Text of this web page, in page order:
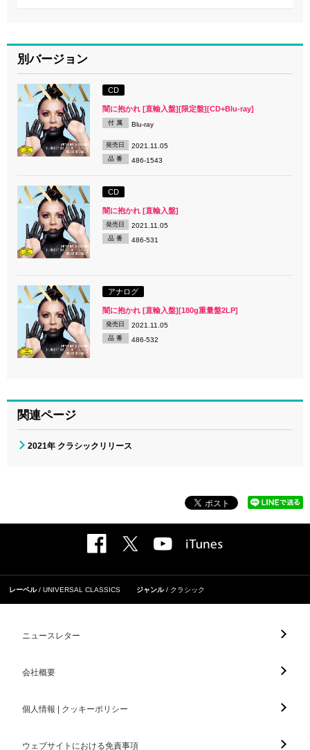
別バージョン
CD
闇に抱かれ [直輸入盤][限定盤][CD+Blu-ray]
付 属 Blu-ray
発売日 2021.11.05
品 番 486-1543
CD
闇に抱かれ [直輸入盤]
発売日 2021.11.05
品 番 486-531
アナログ
闇に抱かれ [直輸入盤][180g重量盤2LP]
発売日 2021.11.05
品 番 486-532
関連ページ
2021年 クラシックリリース
レーベル UNIVERSAL CLASSICS ジャンル クラシック
ニュースレター
会社概要
個人情報 | クッキーポリシー
ウェブサイトにおける免責事項